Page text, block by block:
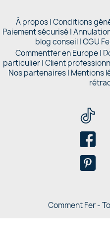
À propos|Conditions
Paiement sécurisé|
blog conseil|CGU
Commentfer en Europe|
particulier|Client
Nos partenaires | Mentions
Comment Fer -